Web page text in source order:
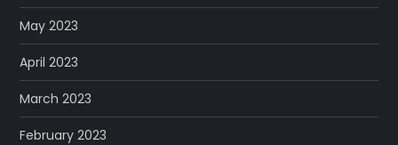
May 2023
April 2023
March 2023
February 2023